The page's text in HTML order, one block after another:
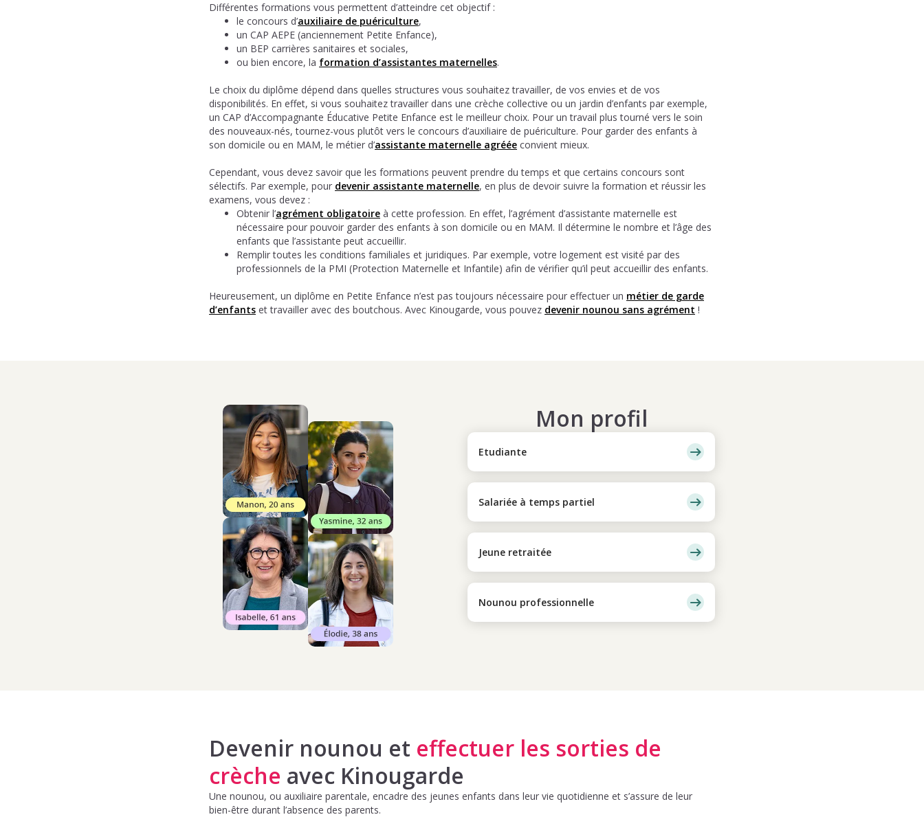
Différentes formations vous permettent d’atteindre cet objectif :
le concours d’auxiliaire de puériculture,
un CAP AEPE (anciennement Petite Enfance),
un BEP carrières sanitaires et sociales,
ou bien encore, la formation d’assistantes maternelles.
Le choix du diplôme dépend dans quelles structures vous souhaitez travailler, de vos envies et de vos
disponibilités. En effet, si vous souhaitez travailler dans une crèche collective ou un jardin d’enfants par exemple,
un CAP d’Accompagnante Éducative Petite Enfance est le meilleur choix. Pour un travail plus tourné vers le soin
des nouveaux-nés, tournez-vous plutôt vers le concours d’auxiliaire de puériculture. Pour garder des enfants à
son domicile ou en MAM, le métier d’assistante maternelle agréée convient mieux.
Cependant, vous devez savoir que les formations peuvent prendre du temps et que certains concours sont
sélectifs. Par exemple, pour devenir assistante maternelle, en plus de devoir suivre la formation et réussir les
examens, vous devez :
Obtenir l’agrément obligatoire à cette profession. En effet, l’agrément d’assistante maternelle est
nécessaire pour pouvoir garder des enfants à son domicile ou en MAM. Il détermine le nombre et l’âge des
enfants que l’assistante peut accueillir.
Remplir toutes les conditions familiales et juridiques. Par exemple, votre logement est visité par des
professionnels de la PMI (Protection Maternelle et Infantile) afin de vérifier qu’il peut accueillir des enfants.
Heureusement, un diplôme en Petite Enfance n’est pas toujours nécessaire pour effectuer un métier de garde
d’enfants et travailler avec des boutchous. Avec Kinougarde, vous pouvez devenir nounou sans agrément !
Mon profil
Etudiante
Salariée à temps partiel
Jeune retraitée
Nounou professionnelle
Devenir nounou et effectuer les sorties de
crèche avec Kinougarde
Une nounou, ou auxiliaire parentale, encadre des jeunes enfants dans leur vie quotidienne et s’assure de leur
bien-être durant l’absence des parents.